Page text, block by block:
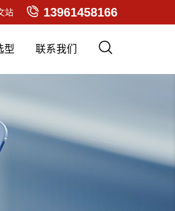
13961458166
站
型 联系我们